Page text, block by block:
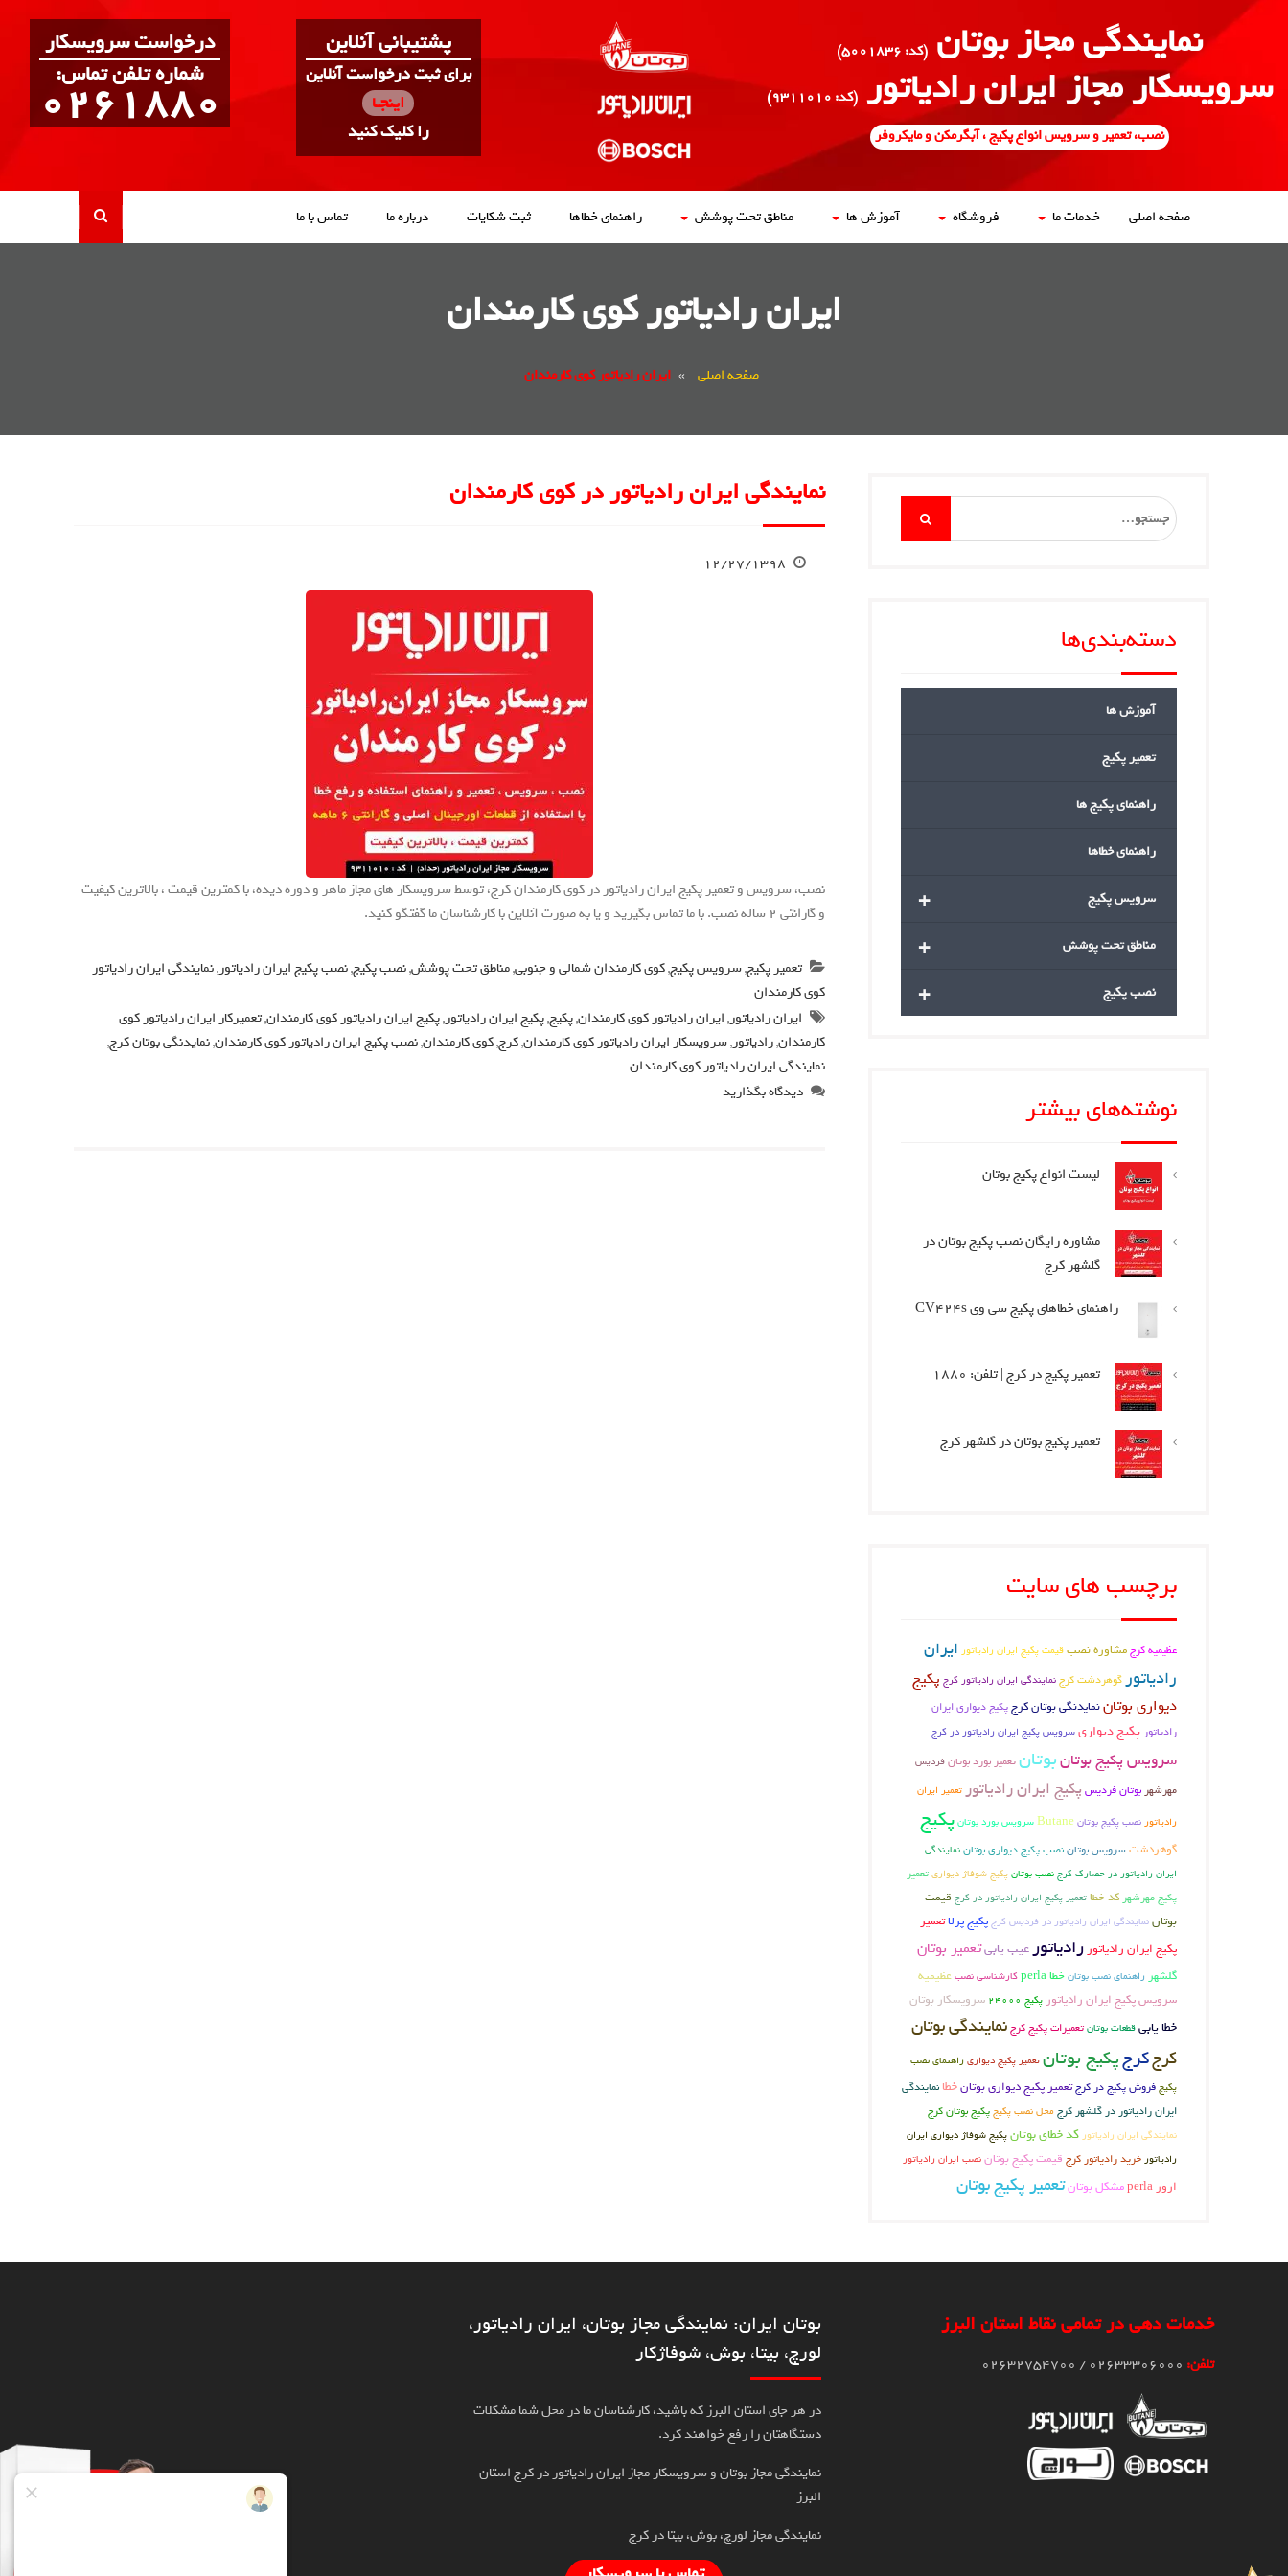
نمایندگی مجاز بوتان (کد: ۵۰۰۱۸۳۶)
سرویسکار مجاز ایران رادیاتور (کد: ۹۳۱۱۰۱۰)
نصب، تعمیر و سرویس انواع پکیج ، آبگرمکن و مایکروفر
پشتیبانی آنلاین
برای ثبت درخواست آنلاین
اینجـا
را کلیک کنید
درخواست سرویسکار
:شماره تلفن تماس
0261880
صفحه اصلی خدمات ما فروشگاه آموزش ها مناطق تحت پوشش راهنمای خطاها ثبت شکایات درباره ما تماس با ما
ایران رادیاتور کوی کارمندان
صفحه اصلی » ایران رادیاتور کوی کارمندان
نمایندگی ایران رادیاتور در کوی کارمندان
۱۲/۲۷/۱۳۹۸
نصب، سرویس و تعمیر پکیج ایران رادیاتور در کوی کارمندان کرج، توسط سرویسکار های مجاز ماهر و دوره دیده، با کمترین قیمت ، بالاترین کیفیت
و گارانتی 2 ساله نصب. با ما تماس بگیرید و یا به صورت آنلاین با کارشناسان ما گفتگو کنید.
تعمیر پکیج,سرویس پکیج,کوی کارمندان شمالی و جنوبی,مناطق تحت پوشش,نصب پکیج,نصب پکیج ایران رادیاتور,نمایندگی ایران رادیاتور
کوی کارمندان
ایران رادیاتور,ایران رادیاتور کوی کارمندان,پکیج,پکیج ایران رادیاتور,پکیج ایران رادیاتور کوی کارمندان,تعمیرکار ایران رادیاتور کوی
کارمندان,رادیاتور,سرویسکار ایران رادیاتور کوی کارمندان,کرج,کوی کارمندان,نصب پکیج ایران رادیاتور کوی کارمندان,نمایدنگی بوتان کرج,
نمایندگی ایران رادیاتور کوی کارمندان
دیدگاه بگذارید
Search
for:
دسته‌بندی‌ها
آموزش ها
تعمیر پکیج
راهنمای پکیج ها
راهنمای خطاها
+ سرویس پکیج
+ مناطق تحت پوشش
+ نصب پکیج
نوشته‌های بیشتر
لیست انواع پکیج بوتان
مشاوره رایگان نصب پکیج بوتان در
گلشهر کرج
راهنمای خطاهای پکیج سی وی CV424s
تعمیر پکیج در کرج | تلفن: 1880
تعمیر پکیج بوتان در گلشهر کرج
برچسب های سایت
عظیمیه کرجمشاوره نصبقیمت پکیج ایران رادیاتور ایران
رادیاتورگوهردشت کرجنمایندگی ایران رادیاتور کرج پکیج
دیواری بوتاننمایدنگی بوتان کرجپکیج دیواری ایران
رادیاتور پکیج دیواریسرویس پکیج ایران رادیاتور در کرج
سرویس پکیج بوتانبوتانتعمیر بورد بوتانفردیس
مهرشهر بوتان فردیس پکیج ایران رادیاتورتعمیر ایران
رادیاتورنصب پکیج بوتانButaneسرویس بورد بوتانپکیج
گوهردشتسرویس بوتاننصب پکیج دیواری بوتاننمایندگی
ایران رادیاتور در حصارک کرجنصب بوتانپکیج شوفاژ دیواریتعمیر
پکیج مهرشهر کد خطاتعمیر پکیج ایران رادیاتور در کرج قیمت
بوتاننمایندگی ایران رادیاتور در فردیس کرجپکیج پرلاتعمیر
پکیج ایران رادیاتور رادیاتورعیب یابیتعمیر بوتان
گلشهر راهنمای نصب بوتانخطا perla کارشناسی نصبعظیمیه
سرویس پکیج ایران رادیاتور پکیج 24000 سرویسکار بوتان
خطا یابیقطعات بوتانتعمیرات پکیج کرجنمایندگی بوتان
کرجکرجپکیج بوتانتعمیر پکیج دیواریراهنمای نصب
پکیجفروش پکیج در کرجتعمیر پکیج دیواری بوتانخطا نمایندگی
ایران رادیاتور در گلشهر کرجمحل نصب پکیجپکیج بوتان کرج
نمایندگی ایران رادیاتورکد خطای بوتانپکیج شوفاژ دیواری ایران
رادیاتورخرید رادیاتور کرج قیمت پکیج بوتاننصب ایران رادیاتور
ارور perla مشکل بوتانتعمیر پکیج بوتان
خدمات دهی در تمامی نقاط استان البرز
تلفن:
بوتان ایران: نمایندگی مجاز بوتان، ایران رادیاتور،
لورچ، بیتا، بوش، شوفاژکار
در هر جای استان البرز که باشید، کارشناسان ما در محل شما مشکلات
دستگاهتان را رفع خواهند کرد.
نمایندگی مجاز بوتان و سرویسکار مجاز ایران رادیاتور در کرج استان
البرز
نمایندگی مجاز لورچ، بوش، بیتا در کرج